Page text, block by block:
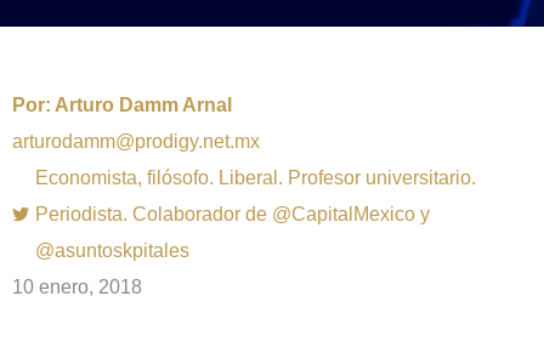
Por: Arturo Damm Arnal
arturodamm@prodigy.net.mx
Economista, filósofo. Liberal. Profesor universitario.
Periodista. Colaborador de @CapitalMexico y
@asuntoskpitales
10 enero, 2018